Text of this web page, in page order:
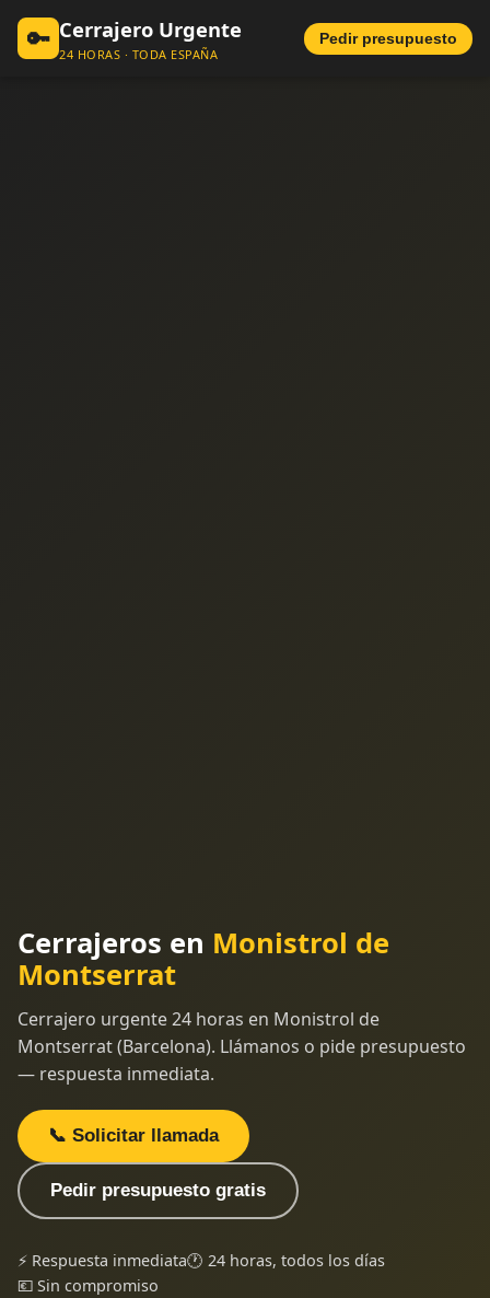
🔑 Cerrajero Urgente
24 HORAS · TODA ESPAÑA
Pedir presupuesto
Cerrajeros en Monistrol de
Montserrat
Cerrajero urgente 24 horas en Monistrol de
Montserrat (Barcelona). Llámanos o pide presupuesto
— respuesta inmediata.
📞 Solicitar llamada
Pedir presupuesto gratis
⚡ Respuesta inmediata🕐 24 horas, todos los días
💶 Sin compromiso